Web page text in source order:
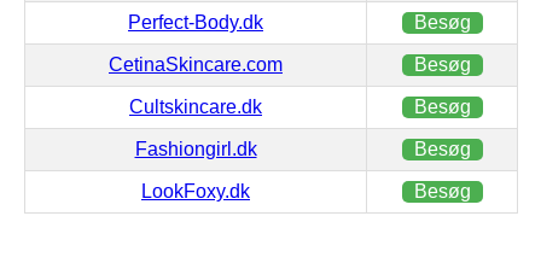
Perfect-Body.dk Besøg
CetinaSkincare.com Besøg
Cultskincare.dk Besøg
Fashiongirl.dk Besøg
LookFoxy.dk Besøg